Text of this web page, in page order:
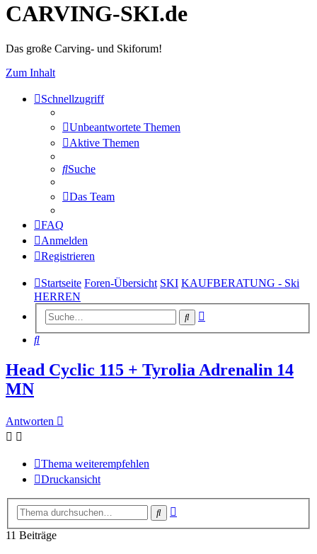
CARVING-SKI.de
Das große Carving- und Skiforum!
Zum Inhalt
Schnellzugriff
Unbeantwortete Themen
Aktive Themen
Suche
Das Team
FAQ
Anmelden
Registrieren
Startseite Foren-Übersicht SKI KAUFBERATUNG - Ski
HERREN
Suche
Suche
Head Cyclic 115 + Tyrolia Adrenalin 14
MN
Antworten
Thema weiterempfehlen
Druckansicht
Suche
11 Beiträge